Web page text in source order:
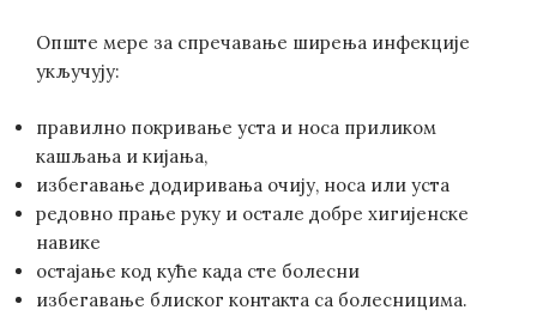
Опште мере за спречавање ширења инфекције
укључују:
правилно покривање уста и носа приликом
кашљања и кијања,
избегавање додиривања очију, носа или уста
редовно прање руку и остале добре хигијенске
навике
остајање код куће када сте болесни
избегавање блиског контакта са болесницима.